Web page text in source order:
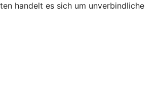
handelt es sich um unverbindliche